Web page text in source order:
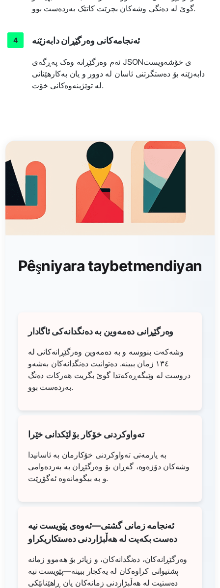
گوێ لە دەنگی وشەکان بچرێت کاتێک بەردەست بوو.
ئەنجامەکانی وەرگێڕان دابەزێنە
ئەم وەرگێڕانە وەک پەڕگەی JSONی خۆشەویست
دابەزێنە بۆ دەستگرتنی ئاسان لە دوور و یان بەکارهێنانی
لە توێژینەوەکانی خۆت.
Pêşniyara taybetmendiyan
وەرگێڕانی دەمەوین بە دەنگدانەکی ئاگادار
وشەکەت بنووسە و بە دەمەوین وەرگێڕانەکانی لە
١٣٤ زمان ببینە. دەتوانیت دەنگدانەکان بەشه‌و
دروست لە وێبگەڕەکەتدا گوێ بگریت هەرکات دەنگ
بەردەست بوو.
تەواوکردنی خۆکار بۆ لێکدانی خێرا
بە یارمەتی تەواوکردنی خۆکارمان بە ئاسانیدا
وشەکان دۆزەوە، گەڕان بۆ وەرگێڕان بە بەردەوامی
و بە بیگومانەوە ئەگۆڕێت.
ئەنجامە زمانی گشتی—ئەوەی پێویست نیە
دەست بکەیت لە هەڵبژاردنی دەستکاریکراو
وەرگێڕانەکان، دەنگدانەکان، و زیاتر بۆ هەموو زمانە
پشتیوانی کراوەکان لە یەکجار ببینە—پێویست نیە
دەستیت لە هەڵبژاردنی زمانەکان یان ڕاهێنانێکی